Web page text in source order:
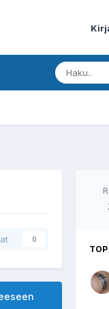
0